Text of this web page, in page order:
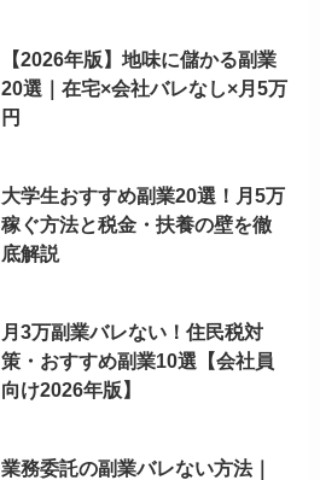
【2026年版】地味に儲かる副業
20選｜在宅×会社バレなし×月5万
円
大学生おすすめ副業20選！月5万
稼ぐ方法と税金・扶養の壁を徹
底解説
月3万副業バレない！住民税対
策・おすすめ副業10選【会社員
向け2026年版】
業務委託の副業バレない方法｜